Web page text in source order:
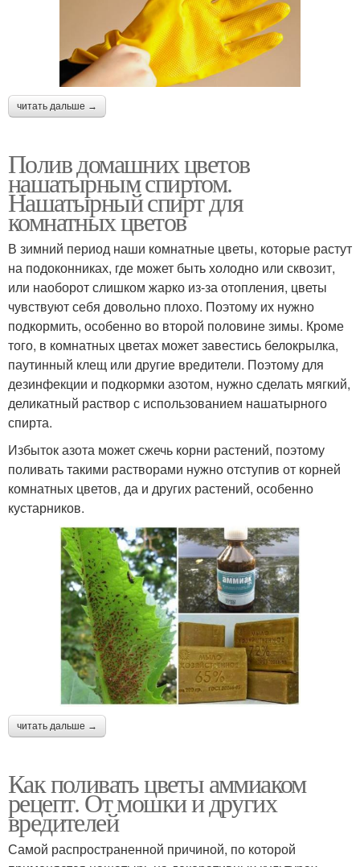
читать дальше →
Полив домашних цветов
нашатырным спиртом.
Нашатырный спирт для
комнатных цветов
В зимний период наши комнатные цветы, которые растут
на подоконниках, где может быть холодно или сквозит,
или наоборот слишком жарко из-за отопления, цветы
чувствуют себя довольно плохо. Поэтому их нужно
подкормить, особенно во второй половине зимы. Кроме
того, в комнатных цветах может завестись белокрылка,
паутинный клещ или другие вредители. Поэтому для
дезинфекции и подкормки азотом, нужно сделать мягкий,
деликатный раствор с использованием нашатырного
спирта.
Избыток азота может сжечь корни растений, поэтому
поливать такими растворами нужно отступив от корней
комнатных цветов, да и других растений, особенно
кустарников.
читать дальше →
Как поливать цветы аммиаком
рецепт. От мошки и других
вредителей
Самой распространенной причиной, по которой